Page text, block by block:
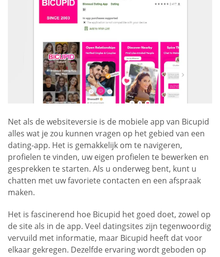
Net als de websiteversie is de mobiele app van Bicupid
alles wat je zou kunnen vragen op het gebied van een
dating-app. Het is gemakkelijk om te navigeren,
profielen te vinden, uw eigen profielen te bewerken en
gesprekken te starten. Als u onderweg bent, kunt u
chatten met uw favoriete contacten en een afspraak
maken.
Het is fascinerend hoe Bicupid het goed doet, zowel op
de site als in de app. Veel datingsites zijn tegenwoordig
vervuild met informatie, maar Bicupid heeft dat voor
elkaar gekregen. Dezelfde ervaring wordt geboden op